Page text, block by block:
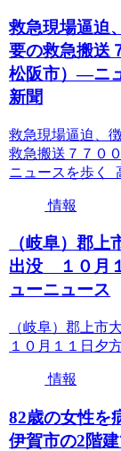
救急現場逼迫
要の救急搬送
松阪市）―ニ
新聞
救急現場逼迫、
救急搬送７７０
ニュースを歩く
情報
（岐阜）郡上
出没 １０月
ューニュース
（岐阜）郡上市
１０月１１日夕
情報
82歳の女性を
伊賀市の2階